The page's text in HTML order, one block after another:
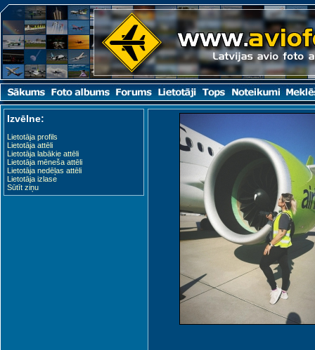
Izvēlne:
Lietotāja profils
Lietotāja attēli
Lietotāja labākie attēli
Lietotāja mēneša attēli
Lietotāja nedēļas attēli
Lietotāja izlase
Sūtīt ziņu